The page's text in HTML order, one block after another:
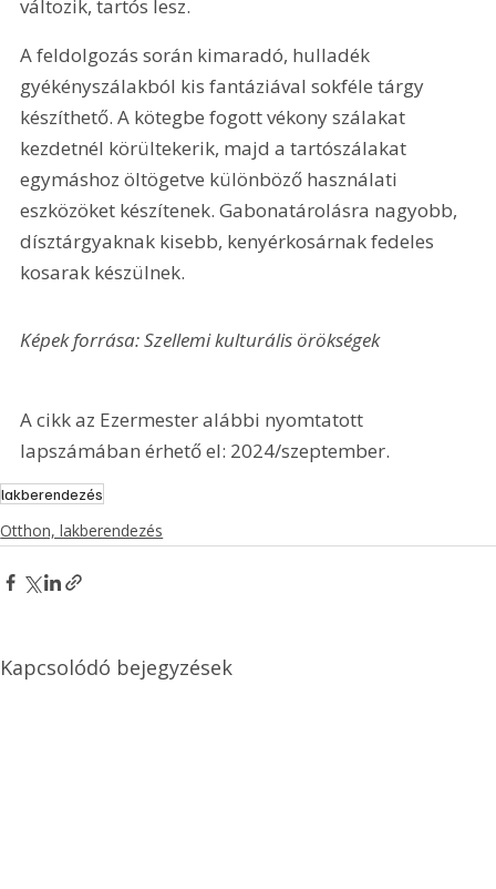
változik, tartós lesz.
A feldolgozás során kimaradó, hulladék
gyékényszálakból kis fantáziával sokféle tárgy
készíthető. A kötegbe fogott vékony szálakat
kezdetnél körültekerik, majd a tartószálakat
egymáshoz öltögetve különböző használati
eszközöket készítenek. Gabonatárolásra nagyobb,
dísztárgyaknak kisebb, kenyérkosárnak fedeles
kosarak készülnek.
Képek forrása: Szellemi kulturális örökségek
A cikk az Ezermester alábbi nyomtatott
lapszámában érhető el: 2024/szeptember.
lakberendezés
Otthon, lakberendezés
Kapcsolódó bejegyzések